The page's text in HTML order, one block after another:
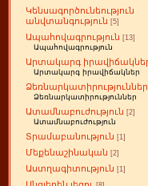
Կենսագործունեություն
անվտանգություն [5]
Ապահովագրություն [13]
Ապահովագրություն
Արտակարգ
Արտակարգ իրավիճակներ
Ձեռնարկատիրություններ
Ձեռնարկատիրություններ
Ատամնաբուժություն [2]
Ատամնաբուժություն
Տրամաբանություն [1]
Մեքենաշինական [2]
Աստղագիտություն [1]